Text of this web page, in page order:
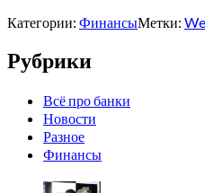
Категории: ФинансыМетки:
Рубрики
Всё про банки
Новости
Разное
Финансы